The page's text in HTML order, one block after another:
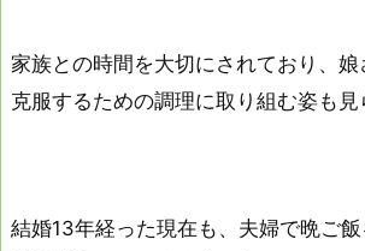
家族との時間を大切にされており、
克服するための調理に取り組む姿も見
結婚13年経った現在も、夫婦で晩ご